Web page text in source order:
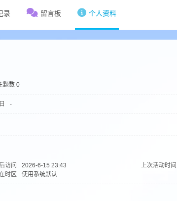
录 留言板 个人资料
题数 0
-
访问 2026-6-15 23:43 上次活动时间
时区 使用系统默认